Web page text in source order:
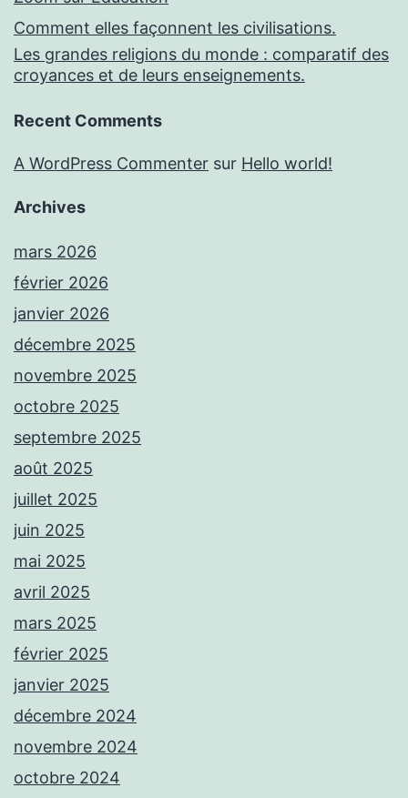
Comment elles façonnent les civilisations.
Les grandes religions du monde : comparatif des
croyances et de leurs enseignements.
Recent Comments
A WordPress Commenter sur Hello world!
Archives
mars 2026
février 2026
janvier 2026
décembre 2025
novembre 2025
octobre 2025
septembre 2025
août 2025
juillet 2025
juin 2025
mai 2025
avril 2025
mars 2025
février 2025
janvier 2025
décembre 2024
novembre 2024
octobre 2024